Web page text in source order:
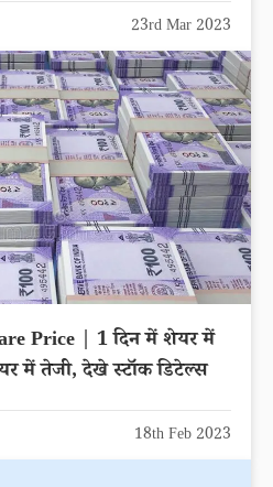
23rd Mar 2023
Price | 1 दिन में शेयर में
में तेजी, देखे स्टॉक डिटेल्स
18th Feb 2023